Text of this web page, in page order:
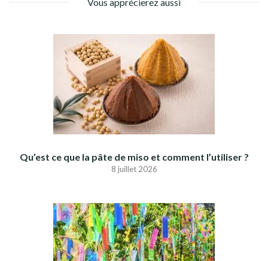
Qu’est ce que la pâte de miso et comment l’utiliser ?
8 juillet 2026